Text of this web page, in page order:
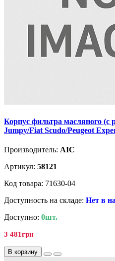
Корпус фильтра масляного (с
Jumpy/Fiat Scudo/Peugeot
Производитель: AIC
Артикул: 58121
Код товара: 71630-04
Доступность на складе: Нет в
Доступно: 0шт.
3 481грн
В корзину